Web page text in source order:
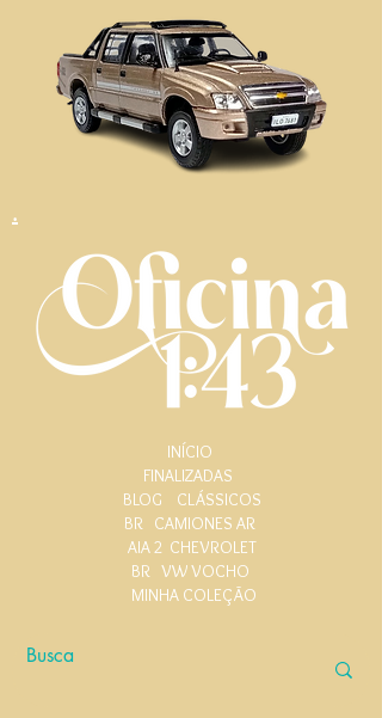
.
INÍCIO
FINALIZADAS
BLOG
CLÁSSICOS
BR CAMIONES AR
AIA 2 CHEVROLET
BR VW VOCHO
MINHA COLEÇÃO